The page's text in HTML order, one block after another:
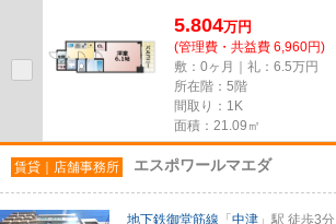
5.804万円
(管理費・共益費 6,960円)
敷：0ヶ月｜礼：6.5万円
所在階：5階
間取り：1K
面積：21.09㎡
賃貸｜店舗事務所 エスポワールマエダ
地下鉄御堂筋線 「 中津 」駅 徒歩3分